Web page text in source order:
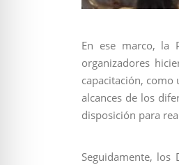
En ese marco, la
organizadores
capacitación,
alcances de los
disposición para
Seguidamente, los